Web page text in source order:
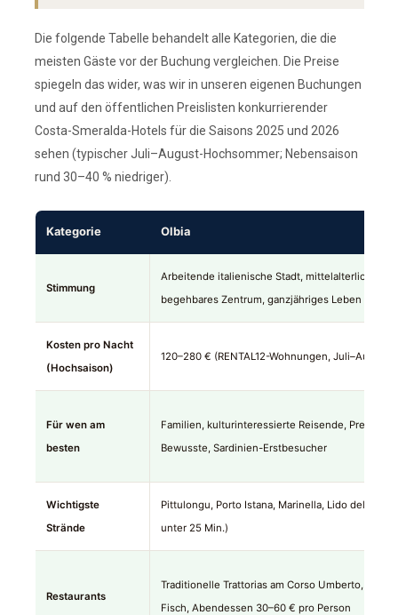
Die folgende Tabelle behandelt alle Kategorien, die die
meisten Gäste vor der Buchung vergleichen. Die Preise
spiegeln das wider, was wir in unseren eigenen Buchungen
und auf den öffentlichen Preislisten konkurrierender
Costa-Smeralda-Hotels für die Saisons 2025 und 2026
sehen (typischer Juli–August-Hochsommer; Nebensaison
rund 30–40 % niedriger).
Kategorie Olbia
Stimmung
Arbeitende italienische Stadt, mittelalterliches
begehbares Zentrum, ganzjähriges Leben
Kosten pro Nacht
(Hochsaison)
120–280 € (RENTAL12-Wohnungen, Juli–August)
Für wen am
besten
Familien, kulturinteressierte Reisende, Preis-
Bewusste, Sardinien-Erstbesucher
Wichtigste
Strände
Pittulongu, Porto Istana, Marinella, Lido del Sole
unter 25 Min.)
Restaurants
Traditionelle Trattorias am Corso Umberto,
Fisch, Abendessen 30–60 € pro Person